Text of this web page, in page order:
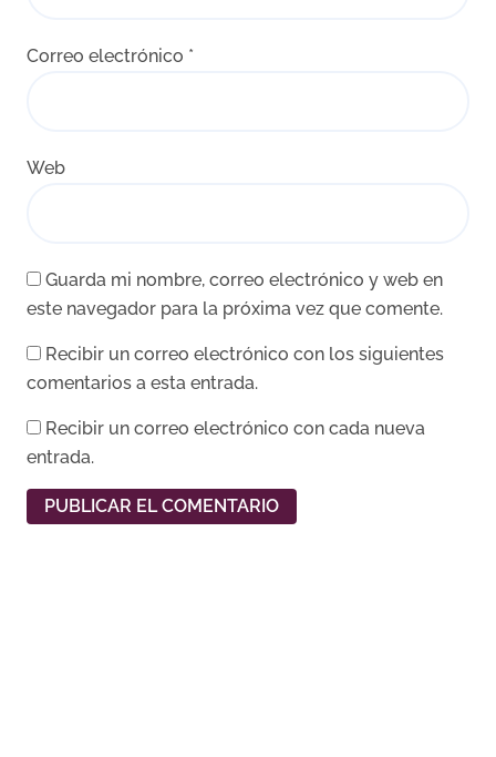
Correo electrónico *
Web
Guarda mi nombre, correo electrónico y web en
este navegador para la próxima vez que comente.
Recibir un correo electrónico con los siguientes
comentarios a esta entrada.
Recibir un correo electrónico con cada nueva
entrada.